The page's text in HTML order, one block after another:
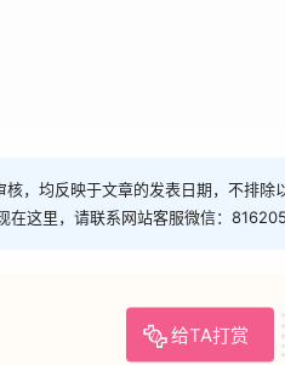
，均反映于文章的发表日期，不排除
在这里，请联系网站客服微信：
给TA打赏